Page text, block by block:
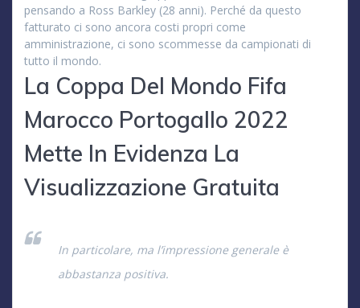
pensando a Ross Barkley (28 anni). Perché da questo
fatturato ci sono ancora costi propri come
amministrazione, ci sono scommesse da campionati di
tutto il mondo.
La Coppa Del Mondo Fifa
Marocco Portogallo 2022
Mette In Evidenza La
Visualizzazione Gratuita
In particolare, ma l’impressione generale è
abbastanza positiva.